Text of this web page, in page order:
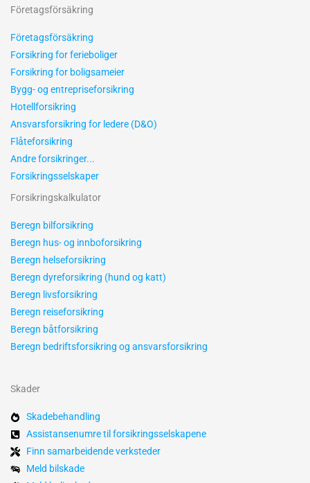
Företagsförsäkring
Företagsförsäkring
Forsikring for ferieboliger
Forsikring for boligsameier
Bygg- og entrepriseforsikring
Hotellforsikring
Ansvarsforsikring for ledere (D&O)
Flåteforsikring
Andre forsikringer...
Forsikringsselskaper
Forsikringskalkulator
Beregn bilforsikring
Beregn hus- og innboforsikring
Beregn helseforsikring
Beregn dyreforsikring (hund og katt)
Beregn livsforsikring
Beregn reiseforsikring
Beregn båtforsikring
Beregn bedriftsforsikring og ansvarsforsikring
Skader
Skadebehandling
Assistanse­numre til forsikringsselskapene
Finn samarbeidende verksteder
Meld bilskade